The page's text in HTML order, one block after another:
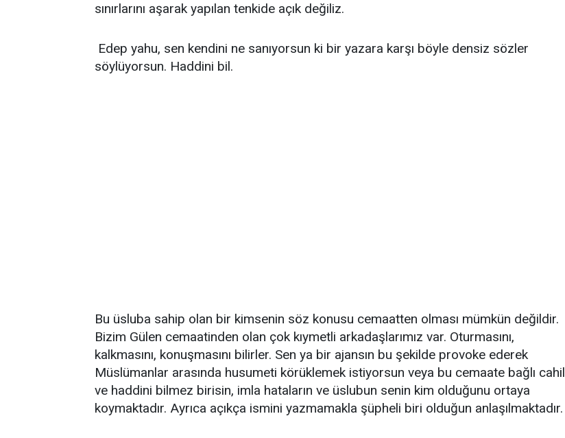
sınırlarını aşarak yapılan tenkide açık değiliz.
Edep yahu, sen kendini ne sanıyorsun ki bir yazara karşı böyle densiz sözler
söylüyorsun. Haddini bil.
Bu üsluba sahip olan bir kimsenin söz konusu cemaatten olması mümkün değildir.
Bizim Gülen cemaatinden olan çok kıymetli arkadaşlarımız var. Oturmasını,
kalkmasını, konuşmasını bilirler. Sen ya bir ajansın bu şekilde provoke ederek
Müslümanlar arasında husumeti körüklemek istiyorsun veya bu cemaate bağlı cahil
ve haddini bilmez birisin, imla hataların ve üslubun senin kim olduğunu ortaya
koymaktadır. Ayrıca açıkça ismini yazmamakla şüpheli biri olduğun anlaşılmaktadır.